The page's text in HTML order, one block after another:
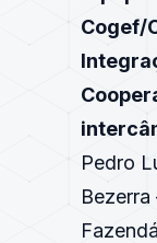
Cogef/
Pedro